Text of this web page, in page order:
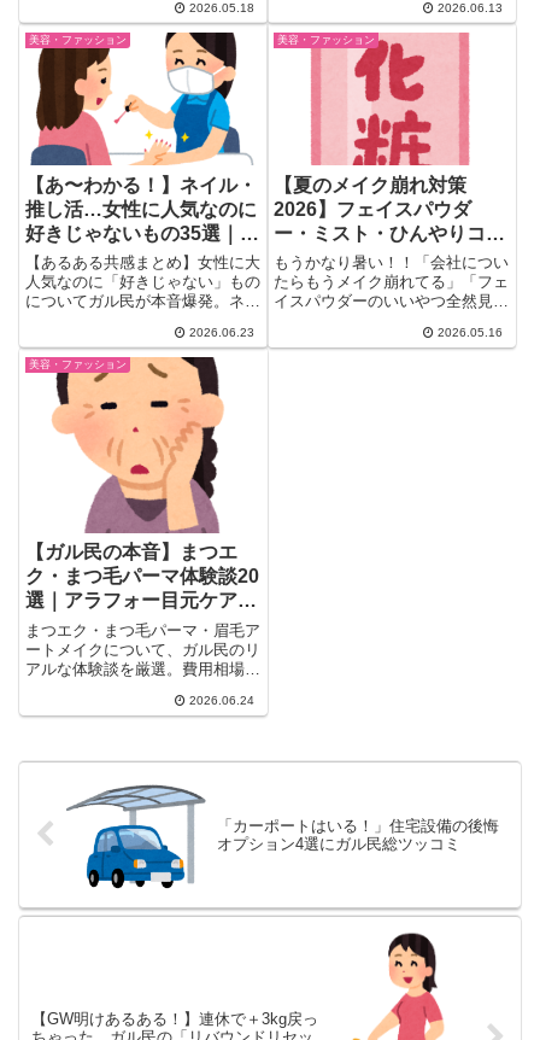
2026.05.18
が開く・夏の谷間汗問題・男女問
わず視線が気になるストレスま
で。対処法も一緒に紹介します。
2026.06.13
美容・ファッション
【あ〜わかる！】ネイル・
推し活…女性に人気なのに
好きじゃないもの35選｜ガ
ル民の本音
【あるある共感まとめ】女性に大
人気なのに「好きじゃない」もの
についてガル民が本音爆発。ネイ
い活・ちいかわ・ディズニー…
389人のリアルな声を厳選。共感
しすぎて震えるものばかり！
2026.06.23
美容・ファッション
【夏のメイク崩れ対策
2026】フェイスパウダ
ー・ミスト・ひんやりコス
メ｜ガル民のリアル口コミ
まとめ
もうかなり暑い！！「会社につい
たらもうメイク崩れてる」「フェ
イスパウダーのいいやつ全然見つ
2026.05.16
美容・ファッション
【ガル民の本音】まつエ
ク・まつ毛パーマ体験談20
選｜アラフォー目元ケアの
費用と眉毛アートメイク
まつエク・まつ毛パーマ・眉毛ア
ートメイクについて、ガル民のリ
アルな体験談を厳選。費用相場・
すめまで、アラフォー・アラフィ
2026.06.24
「カーポートはいる！」住宅設備の後悔
オプション4選にガル民総ツッコミ
【GW明けあるある！】連休で＋3kg戻っ